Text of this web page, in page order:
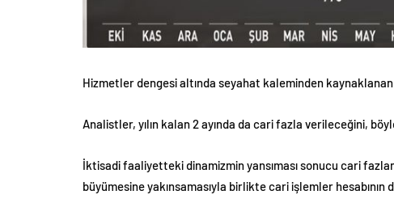
Hizmetler dengesi altında seyahat kaleminden
Analistler, yılın kalan 2 ayında da cari fazla verileceğini,
İktisadi faaliyetteki dinamizmin yansıması sonucu cari
büyümesine yakınsamasıyla birlikte cari işlemler